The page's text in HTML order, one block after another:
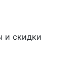
и скидки